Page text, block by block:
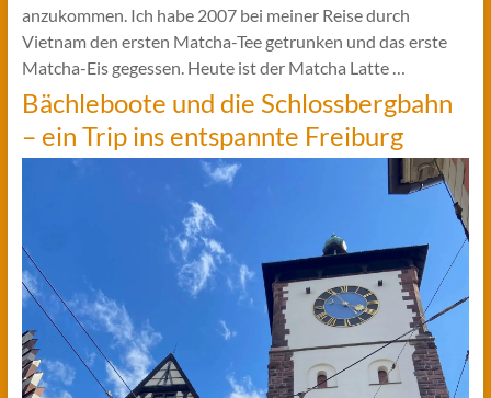
anzukommen. Ich habe 2007 bei meiner Reise durch
Vietnam den ersten Matcha-Tee getrunken und das erste
Matcha-Eis gegessen. Heute ist der Matcha Latte …
Bächleboote und die Schlossbergbahn
– ein Trip ins entspannte Freiburg